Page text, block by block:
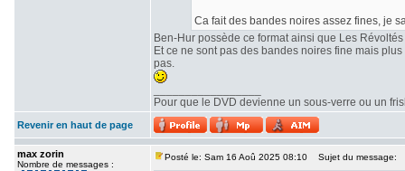
Ca fait des bandes noires assez fines, je
Ben-Hur possède ce format ainsi que Les
Et ce ne sont pas des bandes noires fine mais
pas.
Pour que le DVD devienne un sous-verre ou un
Revenir en haut de page
max zorin
Nombre de messages :
Posté le: Sam 16 Aoû 2025 08:10 Sujet du message: